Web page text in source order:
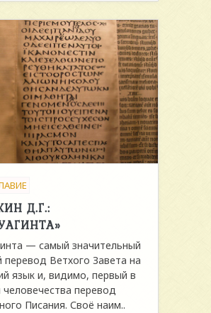
Д.Г.:
— самый значительный
перевод Ветхого Завета на
язык и, видимо, первый в
человечества перевод
Писания. Своё наим..